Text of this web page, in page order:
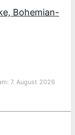
Bohemian-
7. August 2026